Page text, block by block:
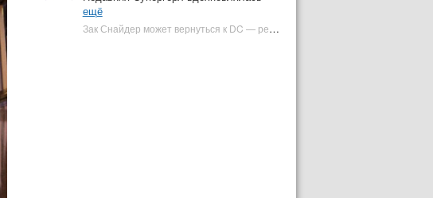
ещё
Зак Снайдер может вернуться к DC — режиссер общался с Warner Bros. (фото) | Plugged In Ru